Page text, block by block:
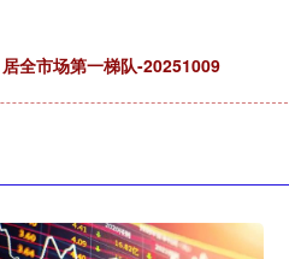
全市场第一梯队-20251009